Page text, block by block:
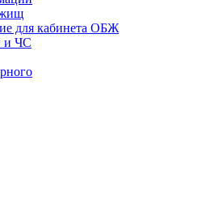
для кабинета ОБЖ
и ЧС